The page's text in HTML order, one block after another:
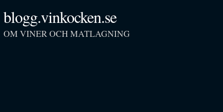
blogg.vinkocken.se
OM VINER OCH MATLAGNING